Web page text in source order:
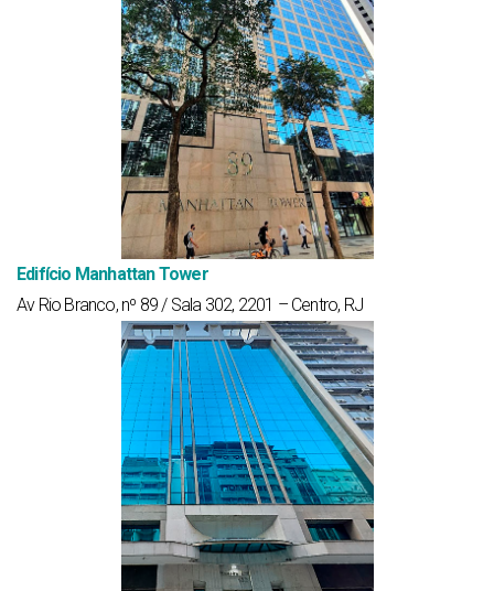
Edifício Manhattan Tower
Av Rio Branco, nº 89 / Sala 302, 2201 – Centro, RJ